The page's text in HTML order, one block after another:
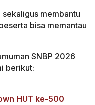
membantu
bisa memantau
SNBP 2026
berikut:
HUT ke-500